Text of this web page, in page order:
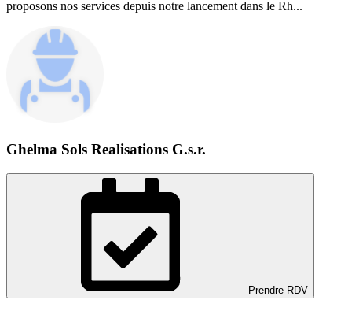
proposons nos services depuis notre lancement dans le Rh...
Ghelma Sols Realisations G.s.r.
Prendre RDV